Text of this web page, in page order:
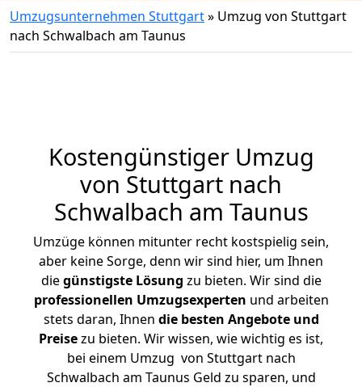
Umzugsunternehmen Stuttgart» Umzug von Stuttgart
nach Schwalbach am Taunus
Kostengünstiger Umzug
von Stuttgart nach
Schwalbach am Taunus
Umzüge können mitunter recht kostspielig sein,
aber keine Sorge, denn wir sind hier, um Ihnen
diegünstigste Lösung zu bieten. Wir sind die
professionellen Umzugsexperten und arbeiten
stets daran, Ihnen die besten Angebote und
Preisezu bieten. Wir wissen, wie wichtig es ist,
bei einem Umzug von Stuttgart nach
Schwalbach am Taunus Geld zu sparen, und